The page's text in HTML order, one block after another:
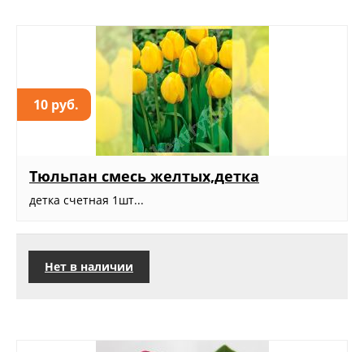
10 руб.
Тюльпан смесь желтых,детка
детка счетная 1шт...
Нет в наличии